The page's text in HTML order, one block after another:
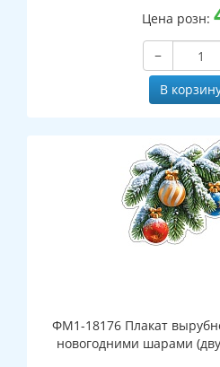
Цена розн:
−
В
ФМ1-18176 Плакат
новогодними шарами